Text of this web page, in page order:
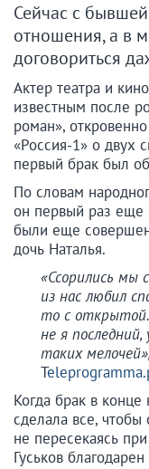
Сейчас с
отношения, а в
договориться
Актер театра и
известным после
роман»,
«Россия-1» о двух
первый брак был
По словам
он первый раз еще
были еще
дочь Наталья.
«Ссорились мы
из нас любил
то с
не я
таких
T
Когда брак в конце
сделала все,
не пересекаясь
Гуськов